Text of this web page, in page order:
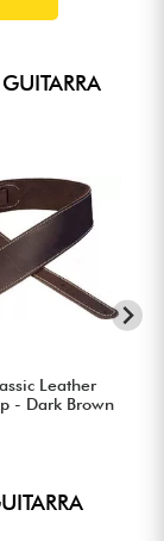
Leather
- Dark Brown